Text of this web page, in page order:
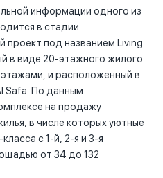
информации одного из
в стадии
проект под названием Living
в виде 20-этажного жилого
и расположенный в
Safa. По данным
на продажу
в числе которых уютные
с 1-й, 2-я и 3-я
от 34 до 132